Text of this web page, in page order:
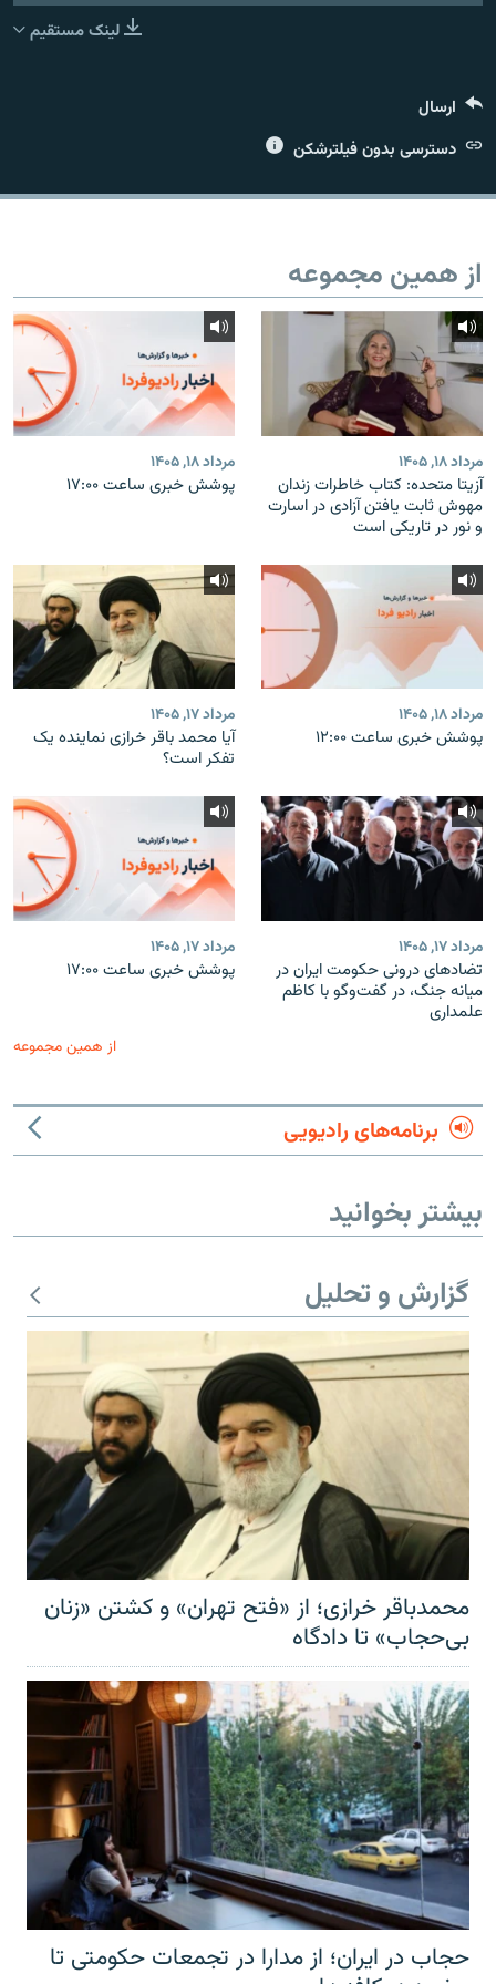
لینک مستقیم
ارسال
دسترسی بدون فیلترشکن
از همین مجموعه
مرداد ۱۸, ۱۴۰۵
آزیتا متحده: کتاب خاطرات زندان
مهوش ثابت یافتن آزادی در اسارت
و نور در تاریکی است
مرداد ۱۸, ۱۴۰۵
پوشش خبری ساعت ۱۷:۰۰
مرداد ۱۸, ۱۴۰۵
پوشش خبری ساعت ۱۲:۰۰
مرداد ۱۷, ۱۴۰۵
آیا محمد باقر خرازی نماینده یک
تفکر است؟
مرداد ۱۷, ۱۴۰۵
تضادهای درونی حکومت ایران در
میانه جنگ، در گفت‌‌وگو با کاظم
علمداری
مرداد ۱۷, ۱۴۰۵
پوشش خبری ساعت ۱۷:۰۰
از همین مجموعه
برنامه‌های رادیویی
بیشتر بخوانید
گزارش و تحلیل
محمدباقر خرازی؛ از «فتح تهران» و کشتن «زنان
بی‌حجاب» تا دادگاه
حجاب در ایران؛ از مدارا در تجمعات حکومتی تا